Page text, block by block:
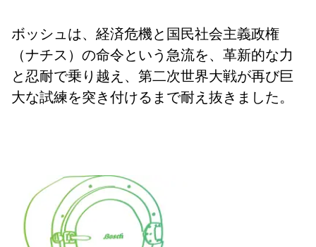
ボッシュは、経済危機と国民社会主義政権
（ナチス）の命令という急流を、革新的な力
と忍耐で乗り越え、第二次世界大戦が再び巨
大な試練を突き付けるまで耐え抜きました。